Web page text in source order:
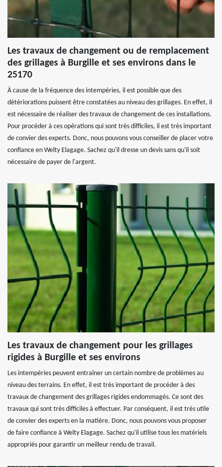
Les travaux de changement ou de remplacement
des grillages à Burgille et ses environs dans le
25170
À cause de la fréquence des intempéries, il est possible que des
détériorations puissent être constatées au niveau des grillages. En effet, il
est nécessaire de réaliser des travaux de changement de ces installations.
Pour procéder à ces opérations qui sont très difficiles, il est très important
de convier des experts. Donc, nous pouvons vous conseiller de placer votre
confiance en Welty Elagage. Sachez qu'il dresse un devis sans qu'il soit
nécessaire de payer de l'argent.
Les travaux de changement pour les grillages
rigides à Burgille et ses environs
Les intempéries peuvent entraîner un certain nombre de problèmes au
niveau des terrains. En effet, il est très important de procéder à des
travaux de changement des grillages rigides endommagés. Ce sont des
travaux qui sont très difficiles à effectuer. Par conséquent, il est très utile
de convier des experts en la matière. Donc, nous pouvons vous proposer
de faire confiance à Welty Elagage. Sachez qu'il utilise tous les matériels
appropriés pour garantir un meilleur rendu de travail.